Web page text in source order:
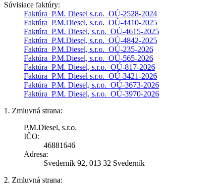
Súvisiace faktúry:
Faktúra_P.M. Diesel s.r.o._OÚ-2528-2024
Faktúra_P.M.Diesel, s.r.o._OÚ-4410-2025
Faktúra_P.M. Diesel, s.r.o._OÚ-4615-2025
Faktúra_P.M.Diesel, s.r.o._OÚ-4842-2025
Faktúra_P.M.Diesel, s.r.o._OÚ-235-2026
Faktúra_P.M.Diesel, s.r.o._OÚ-565-2026
Faktúra_P.M. Diesel, s.r.o._OÚ-817-2026
Faktúra_P.M. Diesel s.r.o._OÚ-3421-2026
Faktúra_P.M. Diesel, s.r.o._OÚ-3673-2026
Faktúra_P.M. Diesel, s.r.o._OÚ-3970-2026
1. Zmluvná strana:
P.M.Diesel, s.r.o.
IČO:
46881646
Adresa:
Svederník 92, 013 32 Svederník
2. Zmluvná strana: